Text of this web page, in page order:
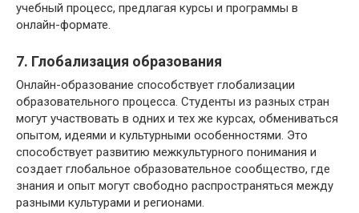
учебный процесс, предлагая курсы и программы в
онлайн-формате.
7. Глобализация образования
Онлайн-образование способствует глобализации
образовательного процесса. Студенты из разных стран
могут участвовать в одних и тех же курсах, обмениваться
опытом, идеями и культурными особенностями. Это
способствует развитию межкультурного понимания и
создает глобальное образовательное сообщество, где
знания и опыт могут свободно распространяться между
разными культурами и регионами.